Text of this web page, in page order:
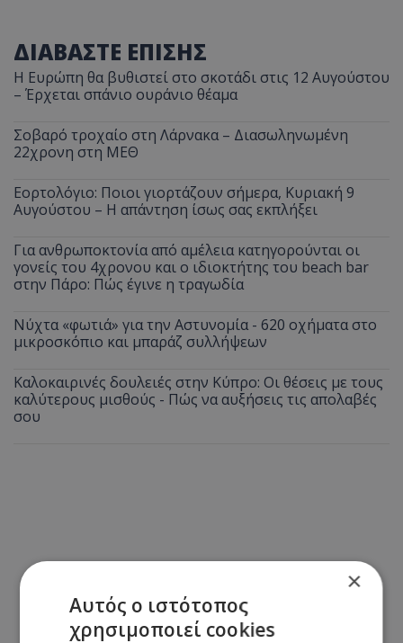
ΔΙΑΒΑΣΤΕ ΕΠΙΣΗΣ
Η Ευρώπη θα βυθιστεί στο σκοτάδι στις 12 Αυγούστου
– Έρχεται σπάνιο ουράνιο θέαμα
Σοβαρό τροχαίο στη Λάρνακα – Διασωληνωμένη
22χρονη στη ΜΕΘ
Εορτολόγιο: Ποιοι γιορτάζουν σήμερα, Κυριακή 9
Αυγούστου – Η απάντηση ίσως σας εκπλήξει
Για ανθρωποκτονία από αμέλεια κατηγορούνται οι
γονείς του 4χρονου και ο ιδιοκτήτης του beach bar
στην Πάρο: Πώς έγινε η τραγωδία
Νύχτα «φωτιά» για την Αστυνομία - 620 οχήματα στο
μικροσκόπιο και μπαράζ συλλήψεων
Καλοκαιρινές δουλειές στην Κύπρο: Οι θέσεις με τους
καλύτερους μισθούς - Πώς να αυξήσεις τις απολαβές
σου
×
Αυτός ο ιστότοπος
χρησιμοποιεί cookies